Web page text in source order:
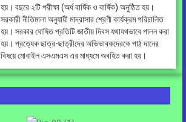
হয়। বছরে ২টি পরীক্ষা (অর্ধ বার্ষিক ও বার্ষিক) অনুষ্ঠিত হয়।
সরকারী নীতিমালা অনুযায়ী মাদ্রাসার শ্রেণী কার্যক্রম পরিচালিত
হয়। সরকার ঘোষিত প্রতিটি জাতীয় দিবস যথাযথভাবে পালন করা
হয়। প্রত্যেক ছাত্র-ছাত্রীদের অভিভাবকদেরকে পাঠ দানের
বিষয়ে মোবাইল এসএমএস এর মাধ্যমে অবহিত করা হয়।